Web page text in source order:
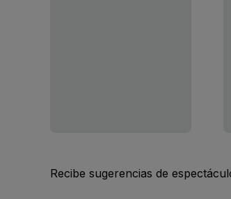
Recibe sugerencias de